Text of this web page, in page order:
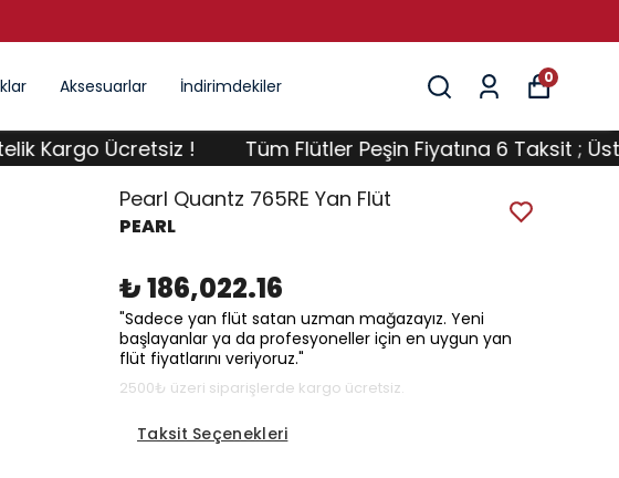
Aksesuarlar İndirimdekiler 0
Ücretsiz !
Tüm Flütler Peşin Fiyatına 6 Taksit ; Üstelik
Pearl Quantz 765RE Yan Flüt
PEARL
₺ 186,022.16
"Sadece yan flüt satan uzman mağazayız. Yeni
başlayanlar ya da profesyoneller için en uygun yan
flüt fiyatlarını veriyoruz."
2500₺ üzeri siparişlerde kargo ücretsiz.
Taksit Seçenekleri